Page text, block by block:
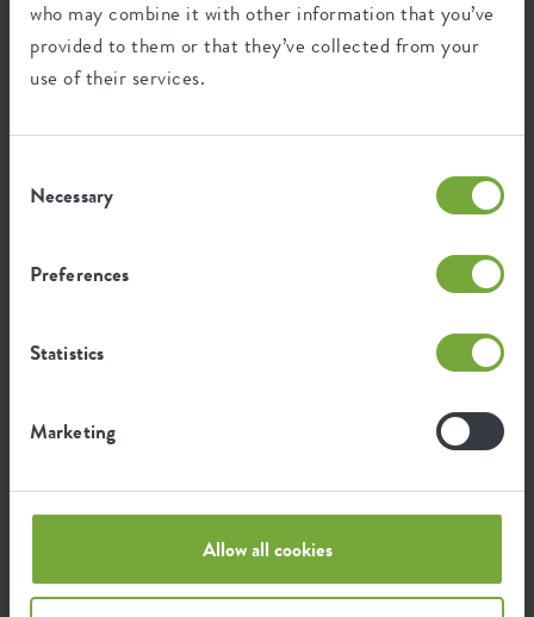
who may combine it with other information that you’ve
provided to them or that they’ve collected from your
use of their services.
Selection
Necessary
Preferences
Statistics
Marketing
Allow all cookies
Questo prodotto è composto da 12% di
rifiuti post-consumo e 88% di rifiuti
Certificazioni Garanzia
anni
Protetto dai raggi UV
Impronta ambientale
0,046
Emissione media di CO2 per la